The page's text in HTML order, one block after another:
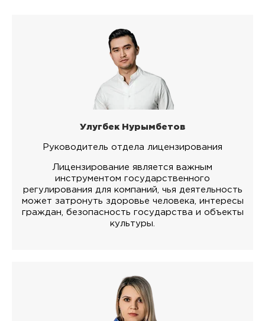
Улугбек Нурымбетов
Руководитель отдела лицензирования
Лицензирование является важным
инструментом государственного
регулирования для компаний, чья деятельность
может затронуть здоровье человека, интересы
граждан, безопасность государства и объекты
культуры.